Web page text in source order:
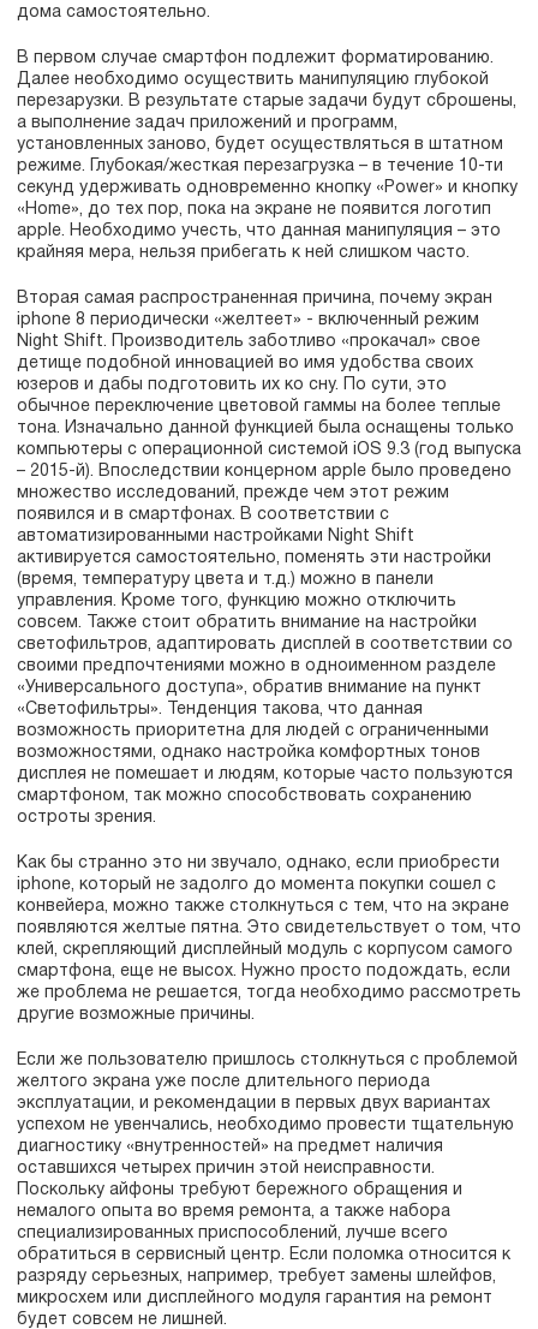
дома самостоятельно.
В первом случае смартфон подлежит форматированию.
Далее необходимо осуществить манипуляцию глубокой
перезарузки. В результате старые задачи будут сброшены,
а выполнение задач приложений и программ,
установленных заново, будет осуществляться в штатном
режиме. Глубокая/жесткая перезагрузка – в течение 10-ти
секунд удерживать одновременно кнопку «Power» и кнопку
«Home», до тех пор, пока на экране не появится логотип
apple. Необходимо учесть, что данная манипуляция – это
крайняя мера, нельзя прибегать к ней слишком часто.
Вторая самая распространенная причина, почему экран
iphone 8 периодически «желтеет» - включенный режим
Night Shift. Производитель заботливо «прокачал» свое
детище подобной инновацией во имя удобства своих
юзеров и дабы подготовить их ко сну. По сути, это
обычное переключение цветовой гаммы на более теплые
тона. Изначально данной функцией была оснащены только
компьютеры с операционной системой iOS 9.3 (год выпуска
– 2015-й). Впоследствии концерном apple было проведено
множество исследований, прежде чем этот режим
появился и в смартфонах. В соответствии с
автоматизированными настройками Night Shift
активируется самостоятельно, поменять эти настройки
(время, температуру цвета и т.д.) можно в панели
управления. Кроме того, функцию можно отключить
совсем. Также стоит обратить внимание на настройки
светофильтров, адаптировать дисплей в соответствии со
своими предпочтениями можно в одноименном разделе
«Универсального доступа», обратив внимание на пункт
«Светофильтры». Тенденция такова, что данная
возможность приоритетна для людей с ограниченными
возможностями, однако настройка комфортных тонов
дисплея не помешает и людям, которые часто пользуются
смартфоном, так можно способствовать сохранению
остроты зрения.
Как бы странно это ни звучало, однако, если приобрести
iphone, который не задолго до момента покупки сошел с
конвейера, можно также столкнуться с тем, что на экране
появляются желтые пятна. Это свидетельствует о том, что
клей, скрепляющий дисплейный модуль с корпусом самого
смартфона, еще не высох. Нужно просто подождать, если
же проблема не решается, тогда необходимо рассмотреть
другие возможные причины.
Если же пользователю пришлось столкнуться с проблемой
желтого экрана уже после длительного периода
эксплуатации, и рекомендации в первых двух вариантах
успехом не увенчались, необходимо провести тщательную
диагностику «внутренностей» на предмет наличия
оставшихся четырех причин этой неисправности.
Поскольку айфоны требуют бережного обращения и
немалого опыта во время ремонта, а также набора
специализированных приспособлений, лучше всего
обратиться в сервисный центр. Если поломка относится к
разряду серьезных, например, требует замены шлейфов,
микросхем или дисплейного модуля гарантия на ремонт
будет совсем не лишней.